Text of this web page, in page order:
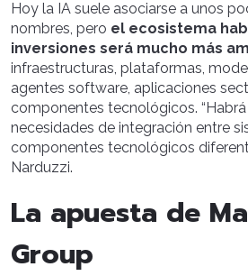
Hoy la IA suele asociarse a unos
nombres, pero el ecosistema
inversiones será mucho más
infraestructuras, plataformas,
agentes software, aplicaciones
componentes tecnológicos.
necesidades de integración entre
componentes tecnológicos
Narduzzi.
La apuesta de
Group